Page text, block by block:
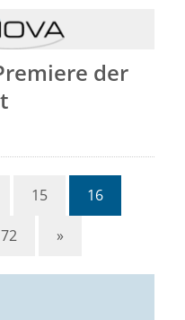
der
15 16
»